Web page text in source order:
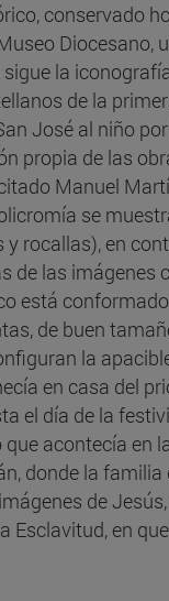
conservado
Diocesano,
la
de la
José al niño
propia de las
Manuel
se
y rocallas), en
de las imágenes
está
de buen
la
en casa del
el día de la
acontecía en
donde la familia
de
Esclavitud, en